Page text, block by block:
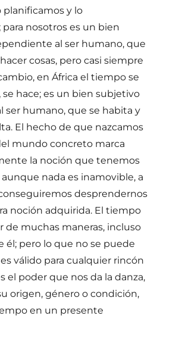
planificamos y lo
para nosotros es un bien
al ser humano, que
cosas, pero casi siempre
en África el tiempo se
se hace; es un bien subjetivo
ser humano, que se habita y
El hecho de que nazcamos
mundo concreto marca
la noción que tenemos
nada es inamovible, a
desprendernos
noción adquirida. El tiempo
de muchas maneras, incluso
él; pero lo que no se puede
válido para cualquier rincón
el poder que nos da la danza,
origen, género o condición,
en un presente